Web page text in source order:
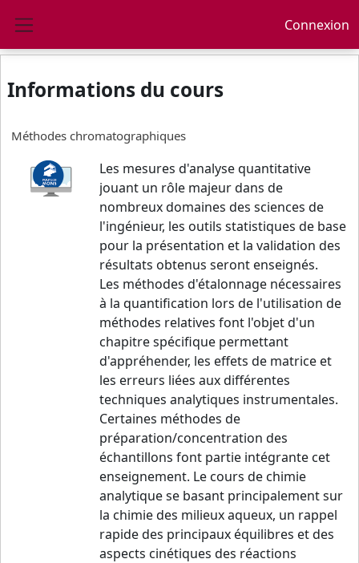
Connexion
Informations du cours
Méthodes chromatographiques
Les mesures d'analyse quantitative
jouant un rôle majeur dans de
nombreux domaines des sciences de
l'ingénieur, les outils statistiques de base
pour la présentation et la validation des
résultats obtenus seront enseignés.
Les méthodes d'étalonnage nécessaires
à la quantification lors de l'utilisation de
méthodes relatives font l'objet d'un
chapitre spécifique permettant
d'appréhender, les effets de matrice et
les erreurs liées aux différentes
techniques analytiques instrumentales.
Certaines méthodes de
préparation/concentration des
échantillons font partie intégrante cet
enseignement. Le cours de chimie
analytique se basant principalement sur
la chimie des milieux aqueux, un rappel
rapide des principaux équilibres et des
aspects cinétiques des réactions